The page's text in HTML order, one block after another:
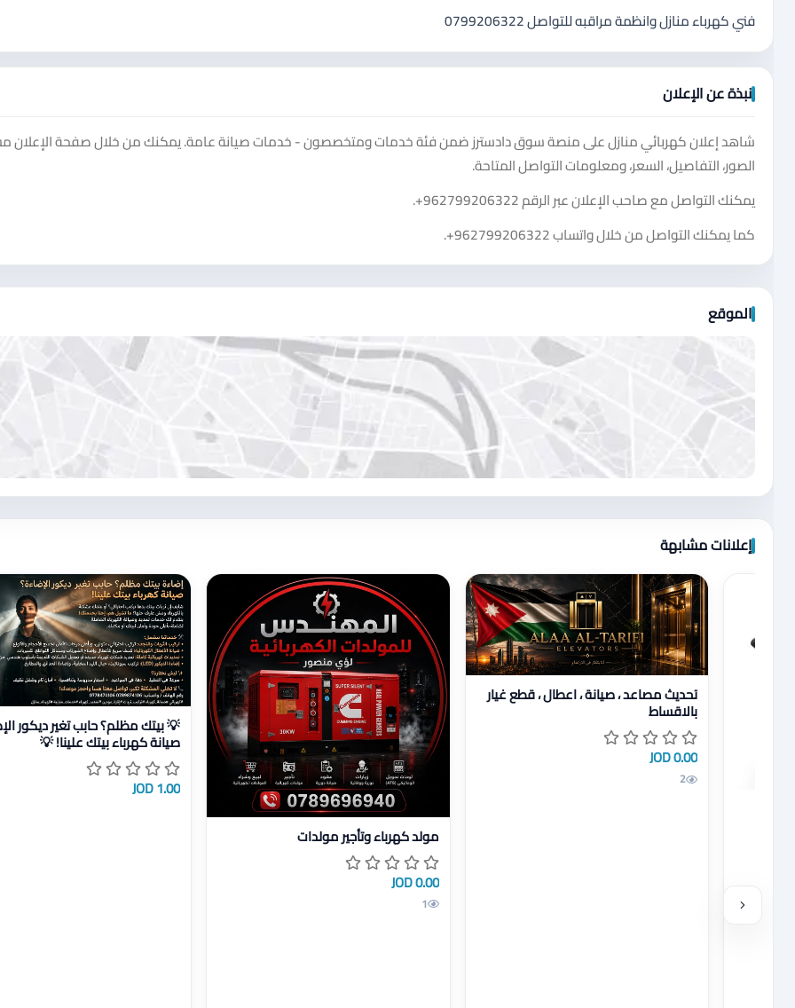
فني كهرباء منازل وانظمة مراقبه للتواصل 0799206322
نبذة عن الإعلان
شاهد إعلان كهربائي منازل على منصة سوق دادسترز ضمن فئة خدمات ومتخصصون - خدمات صيانة عامة. يمكنك من خلال صفحة الإعلان
الصور، التفاصيل، السعر، ومعلومات التواصل المتاحة.
يمكنك التواصل مع صاحب الإعلان عبر الرقم+962799206322
.
كما يمكنك التواصل من خلال واتساب+962799206322
.
الموقع
اضغط لتحميل الموقع
إعلانات مشابهة
عرض تفاصيل تحديث مصاعد ، صيانة ، اعطال ، قطع غيار بالاقساط
تحديث مصاعد ، صيانة ، اعطال ، قطع غيار
بالاقساط
0.00 JOD
2
عرض تفاصيل مولد كهرباء وتأجير مولدات
مولد كهرباء وتأجير مولدات
0.00 JOD
1
عرض تفاصيل 💡 بيتك مظلم؟
💡 بيتك مظلم؟ حابب تغير ديكور
صيانة كهرباء بيتك علينا! 💡
1.00 JOD